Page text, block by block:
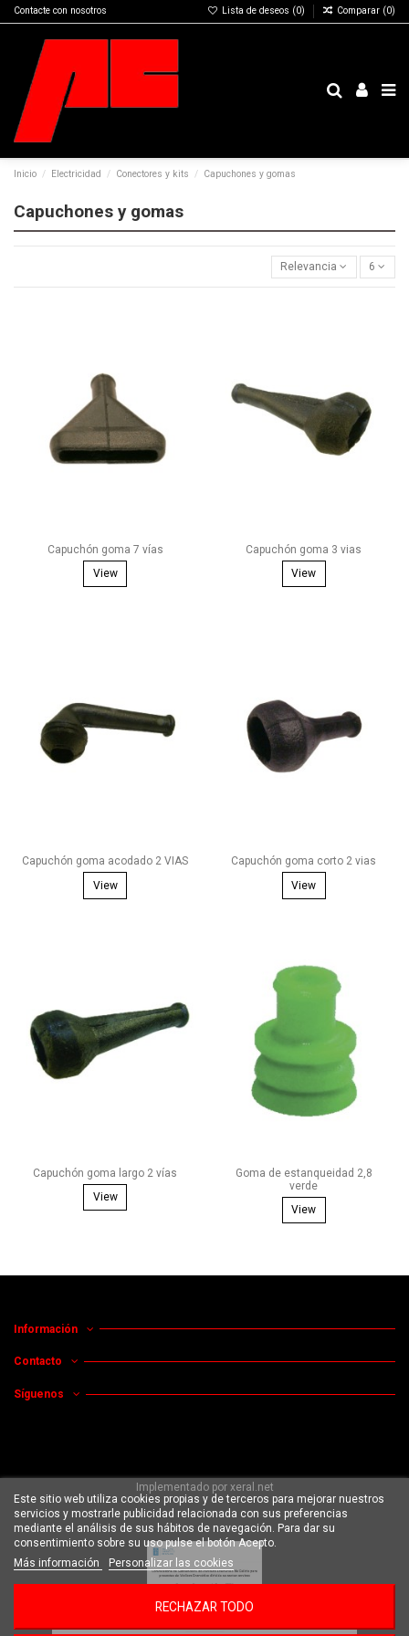
Contacte con nosotros Lista de deseos (0) Comparar (0)
Inicio Electricidad Conectores y kits Capuchones y gomas
Capuchones y gomas
Relevancia 6
Capuchón goma 7 vías
View
Capuchón goma 3 vias
View
Capuchón goma acodado 2 VIAS
View
Capuchón goma corto 2 vias
View
Capuchón goma largo 2 vías
View
Goma de estanqueidad 2,8
verde
View
Información
Contacto
Este sitio web utiliza cookies propias y de terceros para mejorar nuestros
servicios y mostrarle publicidad relacionada con sus preferencias
mediante el análisis de sus hábitos de navegación. Para dar su
consentimiento sobre su uso pulse el botón Acepto.
Más información
Personalizar las cookies
RECHAZAR TODO
Síguenos
Implementado por xeral.net